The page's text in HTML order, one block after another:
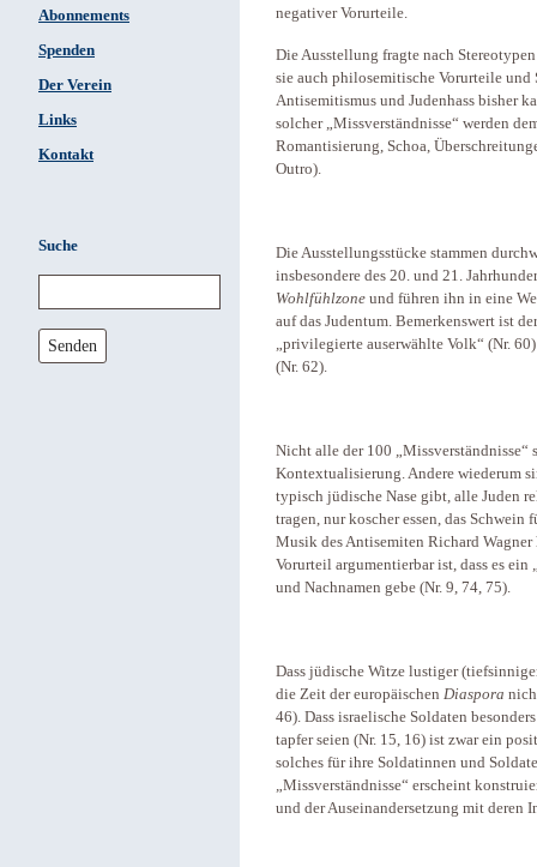
Abonnements
Spenden
Der Verein
Links
Kontakt
Suche
Senden
negativer Vorurteile.
Die Ausstellung fragte nach
sie auch philosemitische Vorurteile und
Antisemitismus und Judenhass bisher
solcher „Missverständnisse“ werden
Romantisierung, Schoa,
Outro).
Die Ausstellungsstücke stammen
insbesondere des 20. und 21.
Wohlfühlzone und führen ihn in eine
auf das Judentum. Bemerkenswert ist
„privilegierte auserwählte Volk“ (Nr.
(Nr. 62).
Nicht alle der 100 „Missverständnisse“
Kontextualisierung. Andere wiederum
typisch jüdische Nase gibt, alle Juden
tragen, nur koscher essen, das
Musik des Antisemiten Richard
Vorurteil argumentierbar ist, dass es
und Nachnamen gebe (Nr. 9, 74, 75).
Dass jüdische Witze lustiger
die Zeit der europäischen Diaspora
46). Dass israelische Soldaten
tapfer seien (Nr. 15, 16) ist zwar ein
solches für ihre Soldatinnen und
„Missverständnisse“ erscheint
und der Auseinandersetzung mit